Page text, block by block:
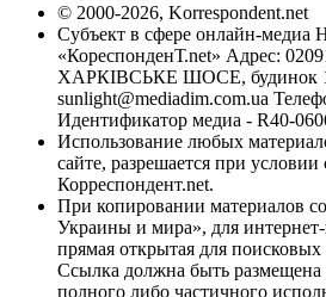
© 2000-2026, Korrespondent.net
Субъект в сфере онлайн-медиа
«КореспонденТ.net» Адрес:
ХАРКІВСЬКЕ ШОСЕ, будинок
sunlight@mediadim.com.ua
Идентификатор медиа - R40-
Использование любых
сайте, разрешается при
Корреспондент.net.
При копировании материалов
Украины и мира», для интернет-
прямая открытая для
Ссылка должна быть размещена
полного либо частичного